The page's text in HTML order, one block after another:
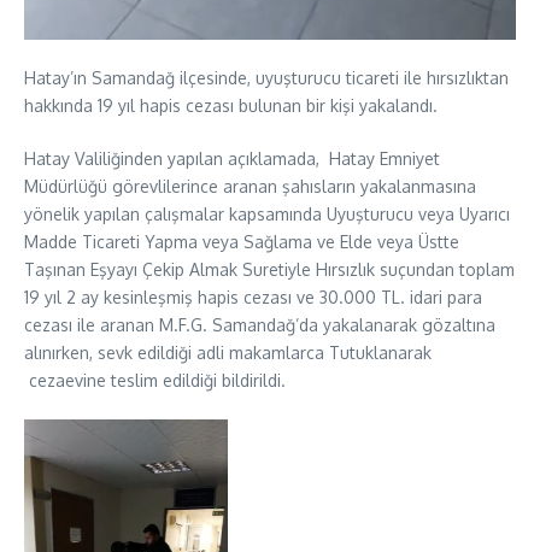
Hatay’ın Samandağ ilçesinde, uyuşturucu ticareti ile hırsızlıktan
hakkında 19 yıl hapis cezası bulunan bir kişi yakalandı.
Hatay Valiliğinden yapılan açıklamada, Hatay Emniyet
Müdürlüğü görevlilerince aranan şahısların yakalanmasına
yönelik yapılan çalışmalar kapsamında Uyuşturucu veya Uyarıcı
Madde Ticareti Yapma veya Sağlama ve Elde veya Üstte
Taşınan Eşyayı Çekip Almak Suretiyle Hırsızlık suçundan toplam
19 yıl 2 ay kesinleşmiş hapis cezası ve 30.000 TL. idari para
cezası ile aranan M.F.G. Samandağ’da yakalanarak gözaltına
alınırken, sevk edildiği adli makamlarca Tutuklanarak
cezaevine teslim edildiği bildirildi.